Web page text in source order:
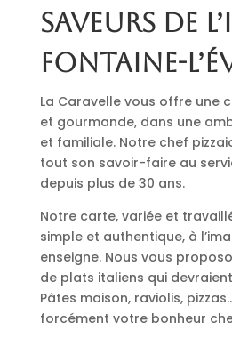
saveurs de
Fontaine-
La Caravelle vous offre une
et gourmande, dans une
et familiale. Notre chef
tout son savoir-faire au
depuis plus de 30 ans.
Notre carte, variée et
simple et authentique, à
enseigne. Nous vous
de plats italiens qui
Pâtes maison, raviolis,
forcément votre bonheur